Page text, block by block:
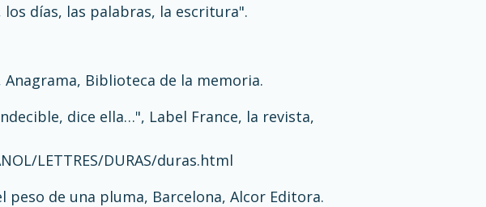
días, las palabras, la escritura".
Biblioteca de la memoria.
dice ella…", Label France, la revista,
LETTRES/DURAS/duras.html
peso de una pluma, Barcelona, Alcor Editora.